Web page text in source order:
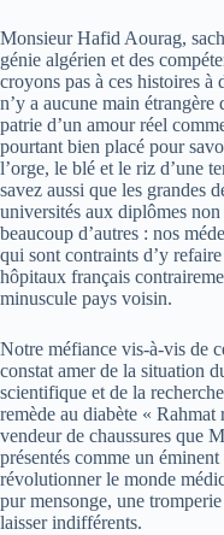
Monsieur Hafid Aourag,
génie algérien et des
croyons pas à ces histoires à
n’y a aucune main
patrie d’un amour réel
pourtant bien placé pour
l’orge, le blé et le riz d’une
savez aussi que les grandes
universités aux diplômes
beaucoup d’autres : nos
qui sont contraints d’y
hôpitaux français
minuscule pays voisin.
Notre méfiance vis-à-vis de
constat amer de la situation
scientifique et de la
remède au diabète «
vendeur de chaussures que
présentés comme un
révolutionner le monde
pur mensonge, une
laisser indifférents.